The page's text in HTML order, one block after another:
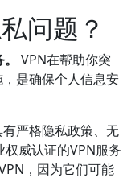
问题？
VPN在帮助你突
是确保个人信息安
严格隐私政策、无
威认证的VPN服务
，因为它们可能